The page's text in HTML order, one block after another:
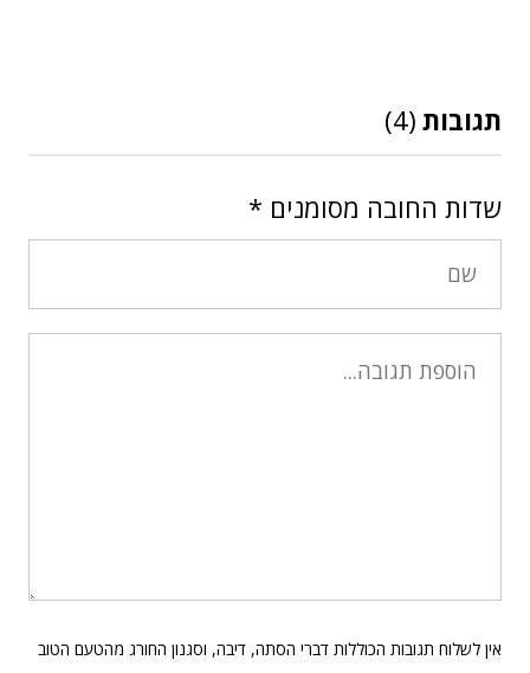
תגובות (4)
שדות החובה מסומנים *
אין לשלוח תגובות הכוללות דברי הסתה, דיבה, וסגנון החורג מהטעם הטוב